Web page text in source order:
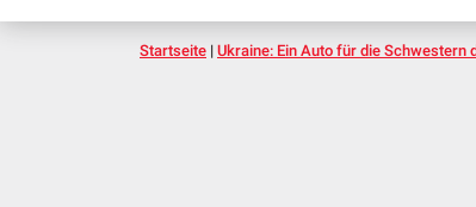
Startseite | Ukraine: Ein Auto für die